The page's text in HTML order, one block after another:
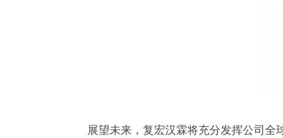
展望未来，复宏汉霖将充分发挥公司